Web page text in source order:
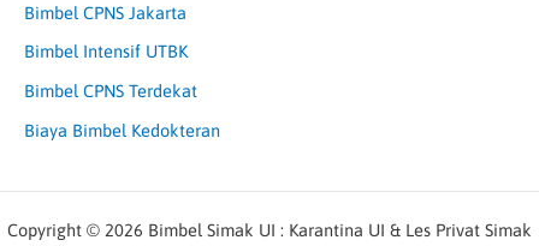
Bimbel CPNS Jakarta
Bimbel Intensif UTBK
Bimbel CPNS Terdekat
Biaya Bimbel Kedokteran
Copyright © 2026 Bimbel Simak UI : Karantina UI & Les Privat Simak